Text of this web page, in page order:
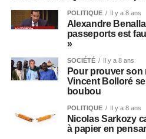
POLITIQUE Il y a 8 ans
Alexandre
passeports est
»
SOCIÉTÉ Il y a 8 ans
Pour prouver son
Vincent Bolloré
boubou
POLITIQUE Il y a 8 ans
Nicolas Sarkozy
à papier en